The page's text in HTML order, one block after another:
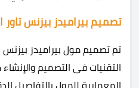
تصميم بيراميدز بيزنس تاور
تم تصميم مول بيراميدز بيزنس
التقنيات فى التصميم
المعمارية للمول بالتفاصيل